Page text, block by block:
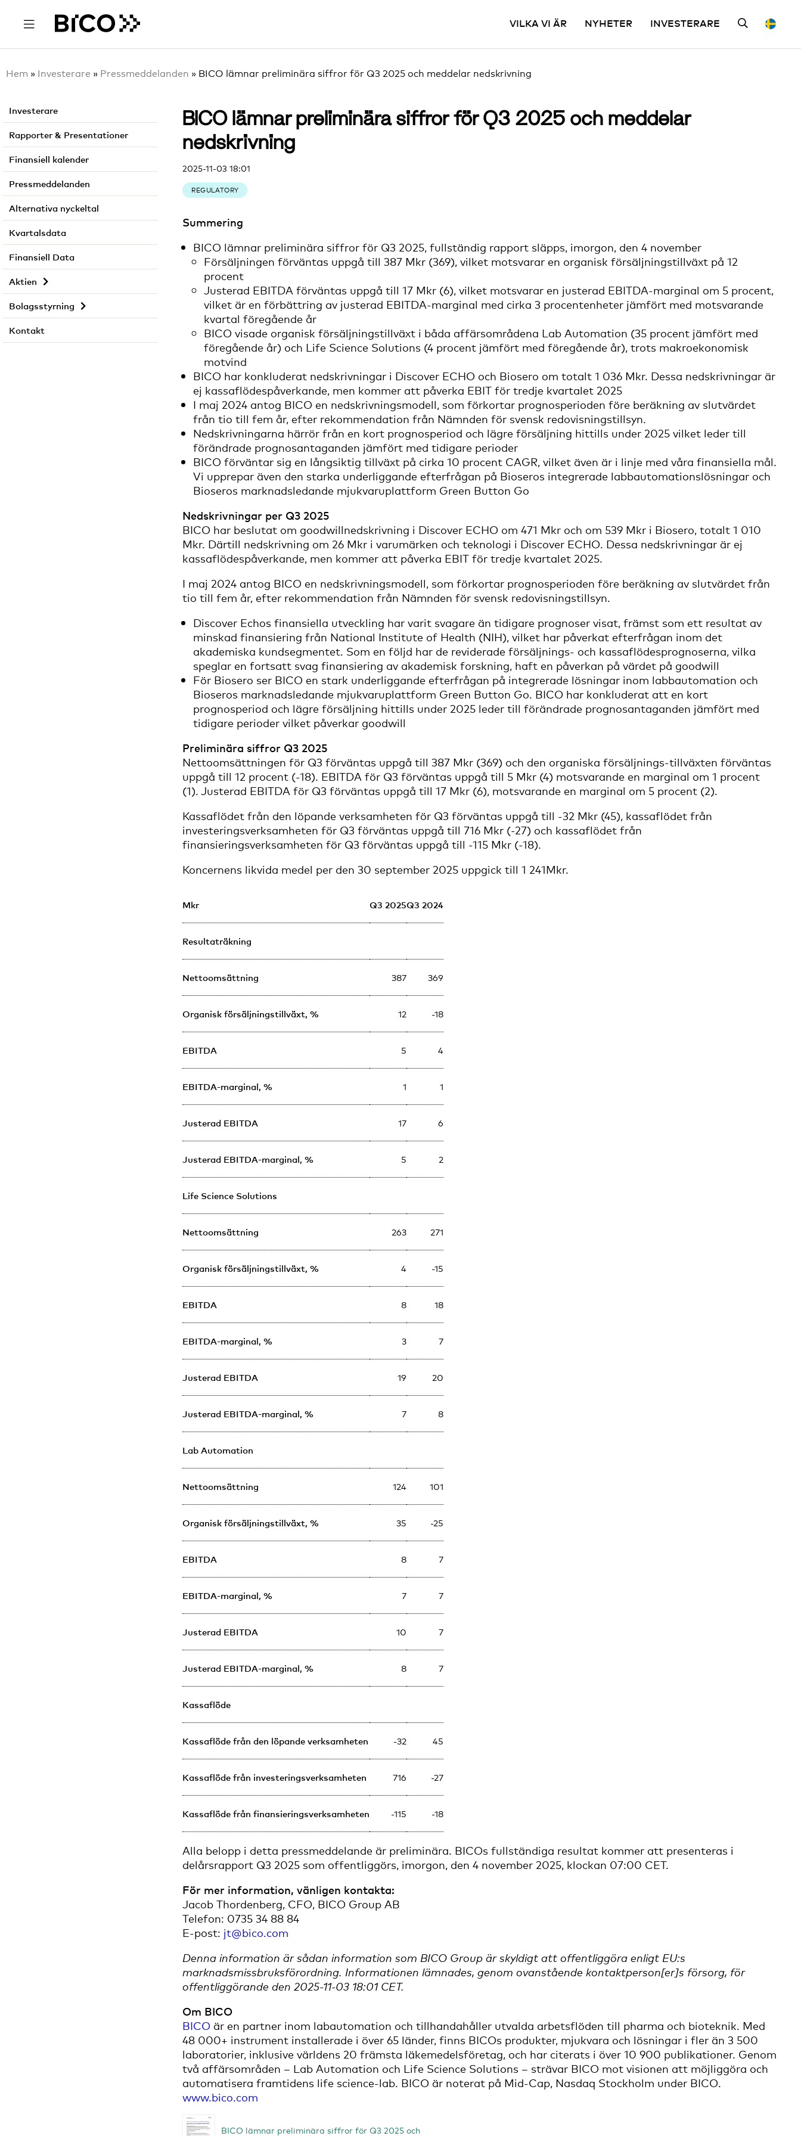
VILKA VI ÄR NYHETER INVESTERARE
Hem » Investerare » Pressmeddelanden » BICO lämnar preliminära siffror för Q3 2025 och meddelar nedskrivning
Investerare
Rapporter & Presentationer
Finansiell kalender​
Pressmeddelanden
Alternativa nyckeltal
Kvartalsdata
Finansiell Data
Aktien
Bolagsstyrning
Kontakt
BICO lämnar preliminära siffror för Q3 2025 och meddelar
nedskrivning
2025-11-03 18:01
REGULATORY
Summering
BICO lämnar preliminära siffror för Q3 2025, fullständig rapport släpps, imorgon, den 4 november
Försäljningen förväntas uppgå till 387 Mkr (369), vilket motsvarar en organisk försäljningstillväxt på 12
procent
Justerad EBITDA förväntas uppgå till 17 Mkr (6), vilket motsvarar en justerad EBITDA-marginal om 5 procent,
vilket är en förbättring av justerad EBITDA-marginal med cirka 3 procentenheter jämfört med motsvarande
kvartal föregående år
BICO visade organisk försäljningstillväxt i båda affärsområdena Lab Automation (35 procent jämfört med
föregående år) och Life Science Solutions (4 procent jämfört med föregående år), trots makroekonomisk
motvind
BICO har konkluderat nedskrivningar i Discover ECHO och Biosero om totalt 1 036 Mkr. Dessa nedskrivningar är
ej kassaflödespåverkande, men kommer att påverka EBIT för tredje kvartalet 2025
I maj 2024 antog BICO en nedskrivningsmodell, som förkortar prognosperioden före beräkning av slutvärdet
från tio till fem år, efter rekommendation från Nämnden för svensk redovisningstillsyn.
Nedskrivningarna härrör från en kort prognosperiod och lägre försäljning hittills under 2025 vilket leder till
förändrade prognosantaganden jämfört med tidigare perioder
BICO förväntar sig en långsiktig tillväxt på cirka 10 procent CAGR, vilket även är i linje med våra finansiella mål.
Vi upprepar även den starka underliggande efterfrågan på Bioseros integrerade labbautomationslösningar och
Bioseros marknadsledande mjukvaruplattform Green Button Go
Nedskrivningar per Q3 2025
BICO har beslutat om goodwillnedskrivning i Discover ECHO om 471 Mkr och om 539 Mkr i Biosero, totalt 1 010
Mkr. Därtill nedskrivning om 26 Mkr i varumärken och teknologi i Discover ECHO. Dessa nedskrivningar är ej
kassaflödespåverkande, men kommer att påverka EBIT för tredje kvartalet 2025.
I maj 2024 antog BICO en nedskrivningsmodell, som förkortar prognosperioden före beräkning av slutvärdet från
tio till fem år, efter rekommendation från Nämnden för svensk redovisningstillsyn.
Discover Echos finansiella utveckling har varit svagare än tidigare prognoser visat, främst som ett resultat av
minskad finansiering från National Institute of Health (NIH), vilket har påverkat efterfrågan inom det
akademiska kundsegmentet. Som en följd har de reviderade försäljnings- och kassaflödesprognoserna, vilka
speglar en fortsatt svag finansiering av akademisk forskning, haft en påverkan på värdet på goodwill
För Biosero ser BICO en stark underliggande efterfrågan på integrerade lösningar inom labbautomation och
Bioseros marknadsledande mjukvaruplattform Green Button Go. BICO har konkluderat att en kort
prognosperiod och lägre försäljning hittills under 2025 leder till förändrade prognosantaganden jämfört med
tidigare perioder vilket påverkar goodwill
Preliminära siffror Q3 2025
Nettoomsättningen för Q3 förväntas uppgå till 387 Mkr (369) och den organiska försäljnings-tillväxten förväntas
uppgå till 12 procent (-18). EBITDA för Q3 förväntas uppgå till 5 Mkr (4) motsvarande en marginal om 1 procent
(1). Justerad EBITDA för Q3 förväntas uppgå till 17 Mkr (6), motsvarande en marginal om 5 procent (2).
Kassaflödet från den löpande verksamheten för Q3 förväntas uppgå till -32 Mkr (45), kassaflödet från
investeringsverksamheten för Q3 förväntas uppgå till 716 Mkr (-27) och kassaflödet från
finansieringsverksamheten för Q3 förväntas uppgå till -115 Mkr (-18).
Koncernens likvida medel per den 30 september 2025 uppgick till 1 241Mkr.
Mkr Q3 2025Q3 2024
Resultaträkning
Nettoomsättning 387 369
Organisk försäljningstillväxt, % 12 -18
EBITDA 5 4
EBITDA-marginal, % 1 1
Justerad EBITDA 17 6
Justerad EBITDA-marginal, % 5 2
Life Science Solutions
Nettoomsättning 263 271
Organisk försäljningstillväxt, % 4 -15
EBITDA 8 18
EBITDA-marginal, % 3 7
Justerad EBITDA 19 20
Justerad EBITDA-marginal, % 7 8
Lab Automation
Nettoomsättning 124 101
Organisk försäljningstillväxt, % 35 -25
EBITDA 8 7
EBITDA-marginal, % 7 7
Justerad EBITDA 10 7
Justerad EBITDA-marginal, % 8 7
Kassaflöde
Kassaflöde från den löpande verksamheten -32 45
Kassaflöde från investeringsverksamheten 716 -27
Kassaflöde från finansieringsverksamheten -115 -18
Alla belopp i detta pressmeddelande är preliminära. BICOs fullständiga resultat kommer att presenteras i
delårsrapport Q3 2025 som offentliggörs, imorgon, den 4 november 2025, klockan 07:00 CET.
För mer information, vänligen kontakta:
Jacob Thordenberg, CFO, BICO Group AB
Telefon: 0735 34 88 84
E-post: jt@bico.com
Denna information är sådan information som BICO Group är skyldigt att offentliggöra enligt EU:s
marknadsmissbruksförordning. Informationen lämnades, genom ovanstående kontaktperson[er]s försorg, för
offentliggörande den 2025-11-03 18:01 CET.
Om BICO
BICO är en partner inom labautomation och tillhandahåller utvalda arbetsflöden till pharma och bioteknik. Med
48 000+ instrument installerade i över 65 länder, finns BICOs produkter, mjukvara och lösningar i fler än 3 500
laboratorier, inklusive världens 20 främsta läkemedelsföretag, och har citerats i över 10 900 publikationer. Genom
två affärsområden – Lab Automation och Life Science Solutions – strävar BICO mot visionen att möjliggöra och
automatisera framtidens life science-lab. BICO är noterat på Mid-Cap, Nasdaq Stockholm under BICO.
www.bico.com
BICO lämnar preliminära siffror för Q3 2025 och